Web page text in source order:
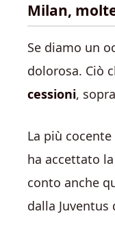
Milan,
Se diamo un
dolorosa. Ciò
cessioni,
La più
ha accettato
conto anche
dalla